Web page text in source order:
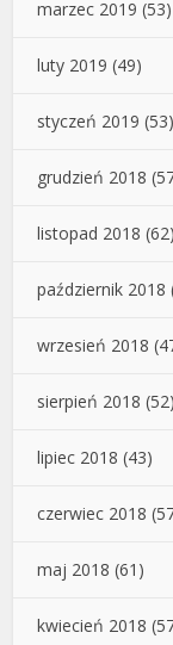
marzec 2019 (53)
luty 2019 (49)
styczeń 2019 (53)
grudzień 2018
listopad 2018 (62)
październik 2018
wrzesień 2018
sierpień 2018 (52)
lipiec 2018 (43)
czerwiec 2018
maj 2018 (61)
kwiecień 2018